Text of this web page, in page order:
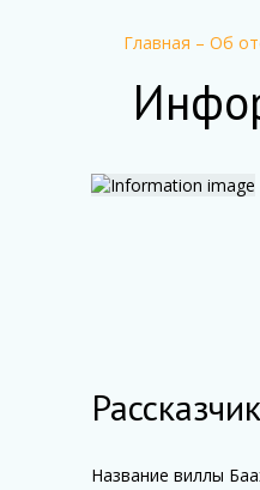
Главная – Об
Название виллы